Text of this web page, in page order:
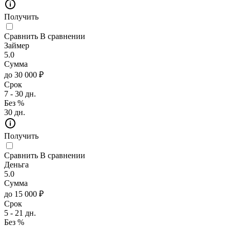
Получить
Сравнить В сравнении
Займер
5.0
Сумма
до 30 000 ₽
Срок
7 - 30 дн.
Без %
30 дн.
Получить
Сравнить В сравнении
Деньга
5.0
Сумма
до 15 000 ₽
Срок
5 - 21 дн.
Без %